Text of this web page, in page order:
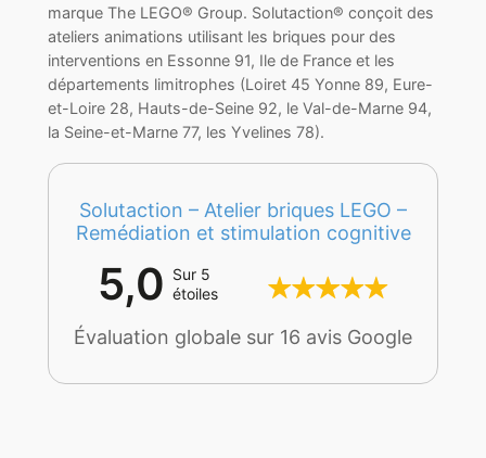
marque The LEGO® Group. Solutaction® conçoit des
ateliers animations utilisant les briques pour des
interventions en Essonne 91, Ile de France et les
départements limitrophes (Loiret 45 Yonne 89, Eure-
et-Loire 28, Hauts-de-Seine 92, le Val-de-Marne 94,
la Seine-et-Marne 77, les Yvelines 78).
Solutaction – Atelier briques LEGO –
Remédiation et stimulation cognitive
5,0 Sur 5
étoiles
Évaluation globale sur 16 avis Google